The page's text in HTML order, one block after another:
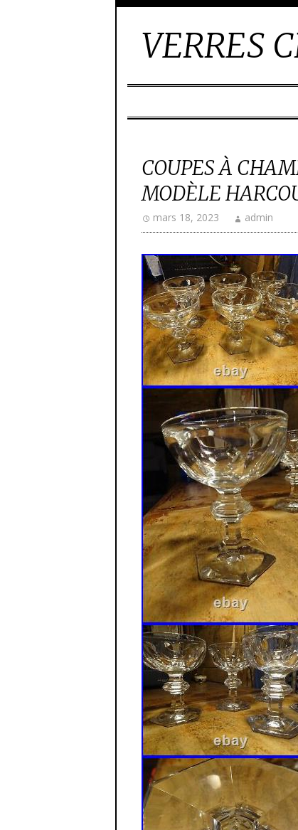
VERRES
COUPES À
MODÈLE
mars 18, 2023 admin